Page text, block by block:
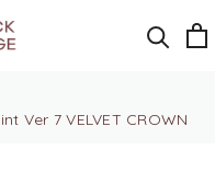
Ver 7 VELVET CROWN